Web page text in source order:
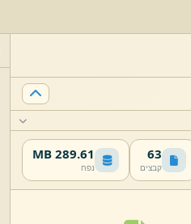
63
קבצים
289.61 MB
נפח